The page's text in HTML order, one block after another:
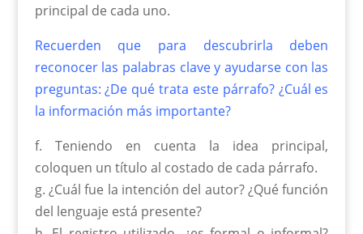
principal de cada uno.
Recuerden que para descubrirla deben
reconocer las palabras clave y ayudarse con las
preguntas: ¿De qué trata este párrafo? ¿Cuál es
la información más importante?
f. Teniendo en cuenta la idea principal,
coloquen un título al costado de cada párrafo.
g. ¿Cuál fue la intención del autor? ¿Qué función
del lenguaje está presente?